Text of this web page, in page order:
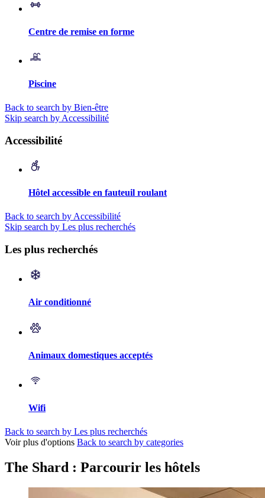
Centre de remise en forme
Piscine
Back to search by Bien-être
Skip search by Accessibilité
Accessibilité
Hôtel accessible en fauteuil roulant
Back to search by Accessibilité
Skip search by Les plus recherchés
Les plus recherchés
Air conditionné
Animaux domestiques acceptés
Wifi
Back to search by Les plus recherchés
Voir plus d'options Back to search by categories
The Shard : Parcourir les hôtels